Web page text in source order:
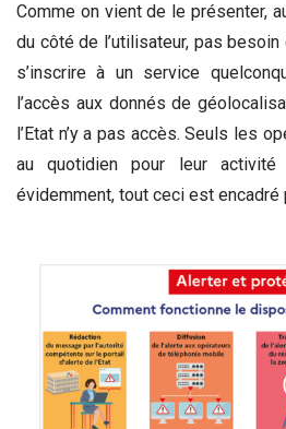
Comme on vient de le présenter,
du côté de l’utilisateur, pas
s’inscrire à un service
l’accès aux donnés de
l’Etat n’y a pas accès. Seuls les
au quotidien pour leur
évidemment, tout ceci est encadré